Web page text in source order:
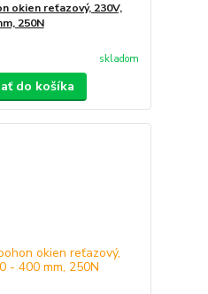
okien reťazový, 230V,
250N
skladom
do košíka